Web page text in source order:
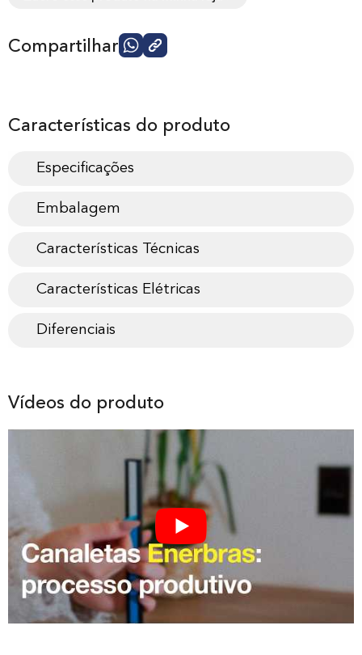
Compartilhar
Características do produto
Especificações
Embalagem
Características Técnicas
Características Elétricas
Diferenciais
Vídeos do produto